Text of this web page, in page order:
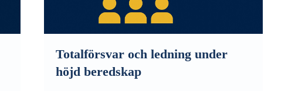
Totalförsvar och ledning under
höjd beredskap